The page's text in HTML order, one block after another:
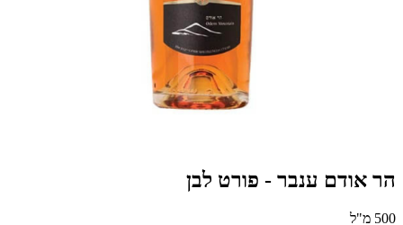
הר אודם ענבר - פורט לבן
500 מ"ל